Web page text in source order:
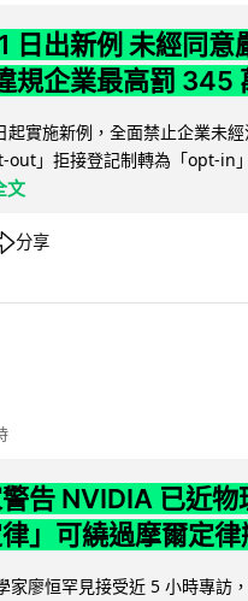
日出新例 未經同意
規企業最高罰 345
起實施新例，全面禁止企業未
out」拒接登記制轉為「opt-in
文
分享
告 NVIDIA 已近物
」可繞過摩爾定律
家廖恒罕見接受近 5 小時專訪